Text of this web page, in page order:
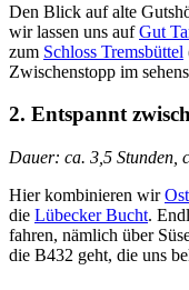
Den Blick auf alte
wir lassen uns aufGut
zum Schloss Tremsbüttel
Zwischenstopp im
2. Entspannt
Dauer: ca. 3,5 Stunden,
Hier kombinieren wir
die Lübecker Bucht.
fahren, nämlich über
die B432 geht, die uns